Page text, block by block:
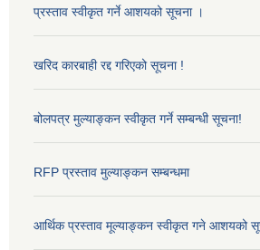
प्रस्ताव स्वीकृत गर्ने आशयको सूचना ।
खरिद कारबाही रद्द गरिएको सूचना !
बोलपत्र मुल्याङ्कन स्वीकृत गर्ने सम्बन्धी सूचना!
RFP प्रस्ताव मुल्याङ्कन सम्बन्धमा
आर्थिक प्रस्ताव मूल्याङ्कन स्वीकृत गने आशयको